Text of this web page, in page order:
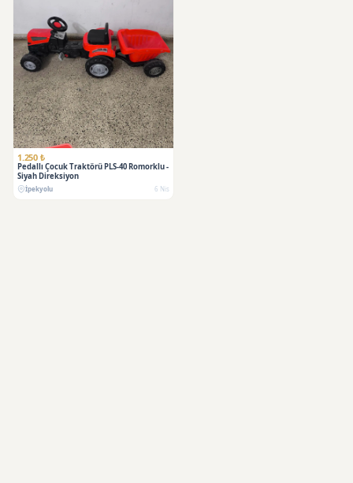
SATILDI
1.250 ₺
Pedallı Çocuk Traktörü PLS-40 Romorklu -
Siyah Direksiyon
İpekyolu 6 Nis